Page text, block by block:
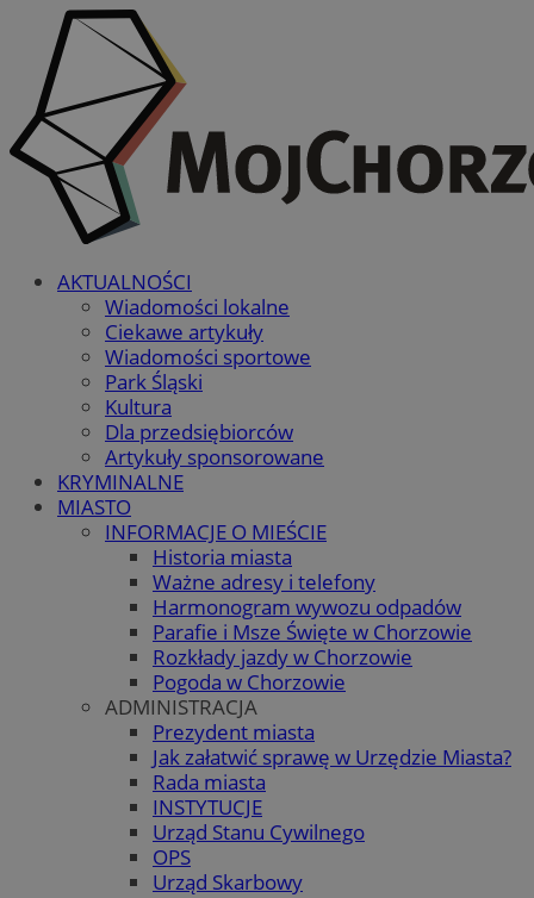
AKTUALNOŚCI
Wiadomości lokalne
Ciekawe artykuły
Wiadomości sportowe
Park Śląski
Kultura
Dla przedsiębiorców
Artykuły sponsorowane
KRYMINALNE
MIASTO
INFORMACJE O MIEŚCIE
Historia miasta
Ważne adresy i telefony
Harmonogram wywozu odpadów
Parafie i Msze Święte w Chorzowie
Rozkłady jazdy w Chorzowie
Pogoda w Chorzowie
ADMINISTRACJA
Prezydent miasta
Jak załatwić sprawę w Urzędzie Miasta?
Rada miasta
INSTYTUCJE
Urząd Stanu Cywilnego
OPS
Urząd Skarbowy